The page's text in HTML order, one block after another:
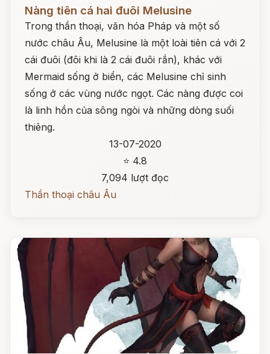
Nàng tiên cá hai đuôi Melusine
Trong thần thoại, văn hóa Pháp và một số
nước châu Âu, Melusine là một loài tiên cá với 2
cái đuôi (đôi khi là 2 cái đuôi rắn), khác với
Mermaid sống ở biển, các Melusine chỉ sinh
sống ở các vùng nước ngọt. Các nàng được coi
là linh hồn của sông ngòi và những dòng suối
thiêng.
13-07-2020
⭐ 4.8
7,094 lượt đọc
Thần thoại châu Âu